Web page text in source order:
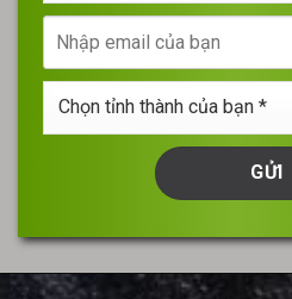
gian
tư
vấnemail
của
bạn
tỉnh